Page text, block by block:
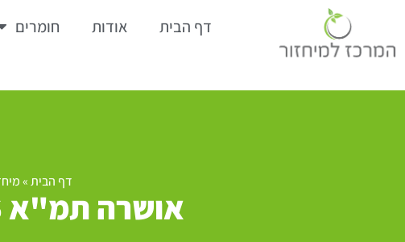
דף הבית אודות חומרים
דף הבית»
אושרה תמ"א 16 – טיפול בפסולת מוצקה ומיחזורה